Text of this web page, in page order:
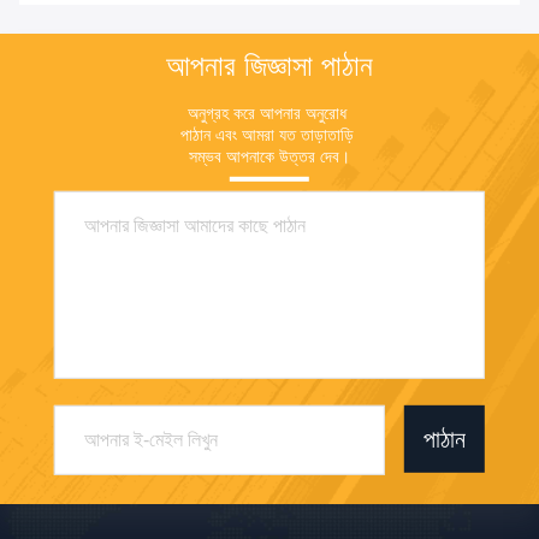
আপনার জিজ্ঞাসা পাঠান
অনুগ্রহ করে আপনার অনুরোধ
পাঠান এবং আমরা যত তাড়াতাড়ি
সম্ভব আপনাকে উত্তর দেব।
পাঠান